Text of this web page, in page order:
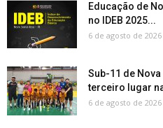
Educação de
no IDEB 2025...
6 de agosto de 2026
Sub-11 de
terceiro lugar
6 de agosto de 2026